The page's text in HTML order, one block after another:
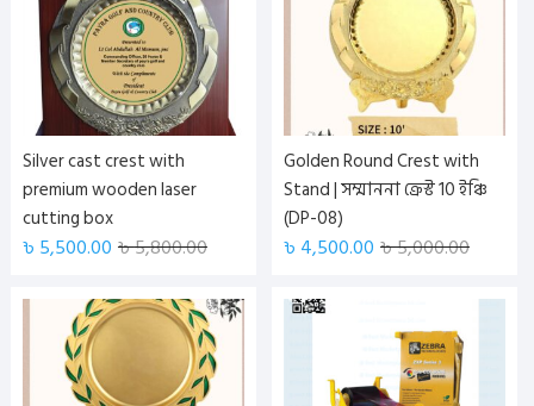
Silver cast crest with
premium wooden laser
cutting box
৳5,800.00
৳ 5,500.00
Golden Round Crest with
Stand | সম্মাননা ক্রেস্ট 10 ইঞ্চি
(DP-08)
৳5,000.00
৳ 4,500.00